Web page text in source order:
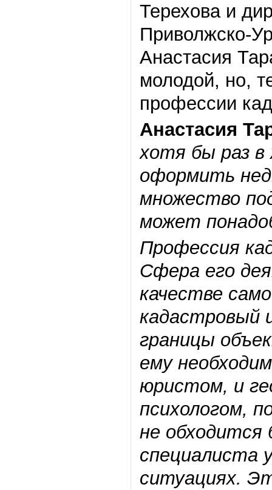
Терехова и
Приволжско-
Анастасия
молодой, но,
профессии
Анастасия
хотя бы раз в
оформить
множество
может
Профессия
Сфера его
качестве
кадастровый
границы
ему
юристом, и
психологом,
не обходится
специалиста
ситуациях.